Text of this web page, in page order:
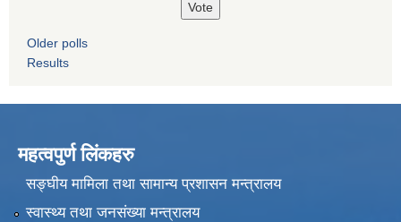
Older polls
Results
महत्वपुर्ण लिंकहरु
सङ्घीय मामिला तथा सामान्य प्रशासन मन्त्रालय
स्वास्थ्य तथा जनसंख्या मन्त्रालय